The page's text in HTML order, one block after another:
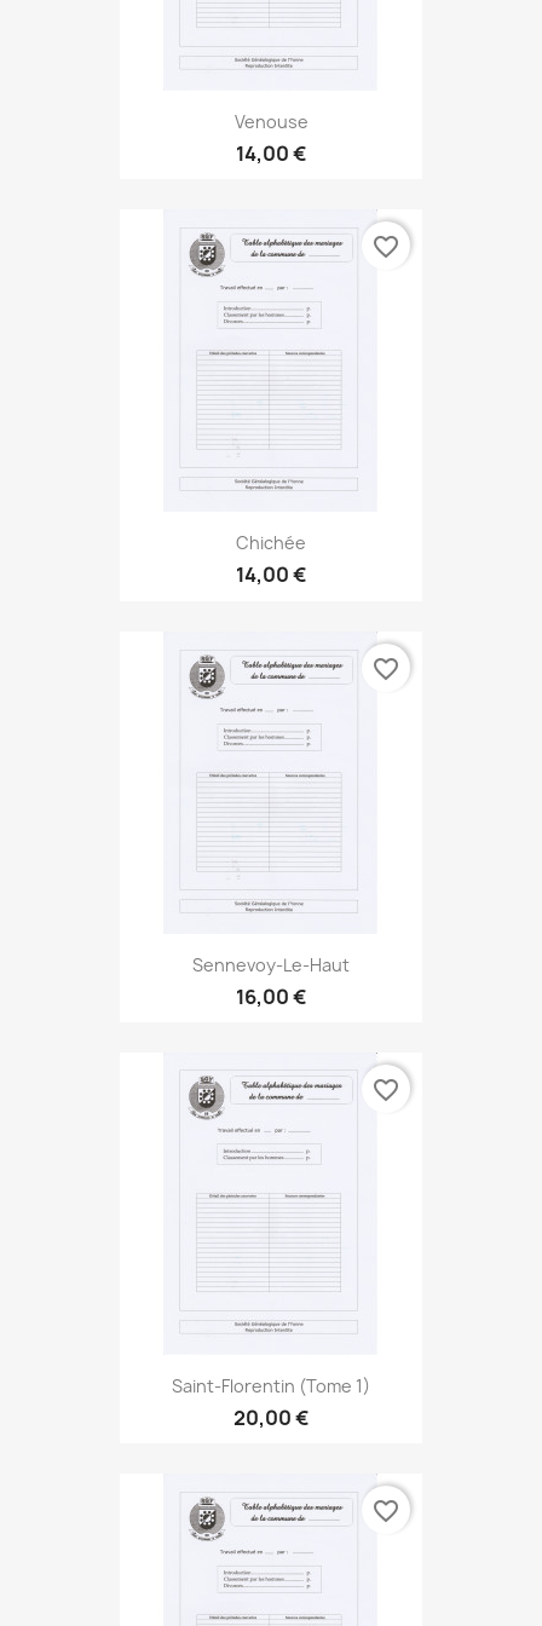
Venouse
14,00 €
Chichée
14,00 €
favorite_border
Sennevoy-Le-Haut
16,00 €
favorite_border
Saint-Florentin (Tome 1)
20,00 €
favorite_border
favorite_border